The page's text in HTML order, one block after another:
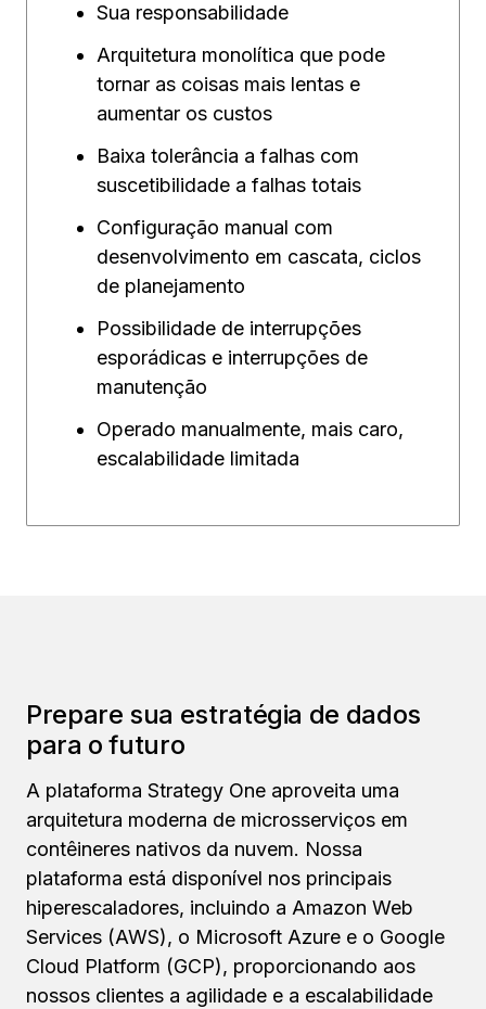
Sua responsabilidade
Arquitetura monolítica que pode
tornar as coisas mais lentas e
aumentar os custos
Baixa tolerância a falhas com
suscetibilidade a falhas totais
Configuração manual com
desenvolvimento em cascata, ciclos
de planejamento
Possibilidade de interrupções
esporádicas e interrupções de
manutenção
Operado manualmente, mais caro,
escalabilidade limitada
Prepare sua estratégia de dados
para o futuro
A plataforma Strategy One aproveita uma
arquitetura moderna de microsserviços em
contêineres nativos da nuvem. Nossa
plataforma está disponível nos principais
hiperescaladores, incluindo a Amazon Web
Services (AWS), o Microsoft Azure e o Google
Cloud Platform (GCP), proporcionando aos
nossos clientes a agilidade e a escalabilidade